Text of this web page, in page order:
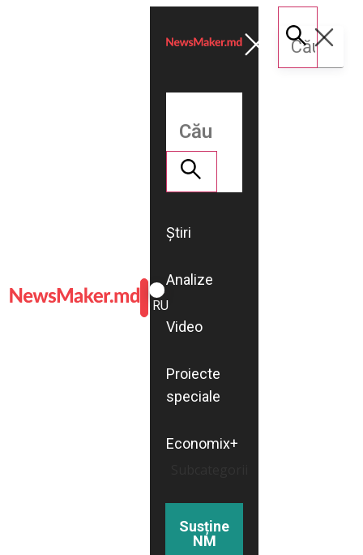
ROMÂNĂ
RU
Știri
Analize
Video
Proiecte
speciale
Economix+
Susține
NM